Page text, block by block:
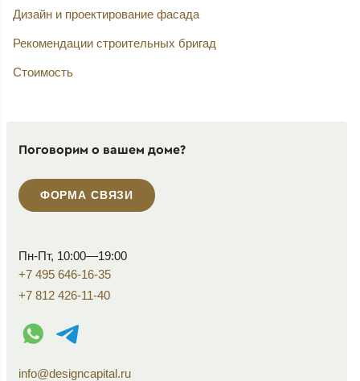
Дизайн и проектирование фасада
Рекомендации строительных бригад
Стоимость
Поговорим о вашем доме?
ФОРМА СВЯЗИ
Пн-Пт, 10:00—19:00
+7 495 646-16-35
+7 812 426-11-40
WhatsApp контакт
Telegram контакт
info@designcapital.ru